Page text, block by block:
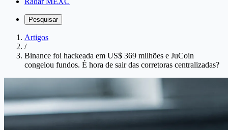
Pesquisar
Artigos
/
Binance foi hackeada em US$ 369 milhões e JuCoin
congelou fundos. É hora de sair das corretoras centralizadas?